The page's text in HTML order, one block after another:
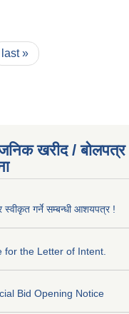
last »
खरीद / बोलपत्र
स्वीकृत गर्ने सम्बन्धी आशयपत्र !
for the Letter of Intent.
Bid Opening Notice